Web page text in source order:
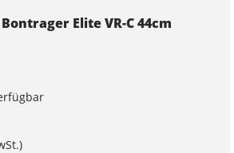
Elite VR-C 44cm